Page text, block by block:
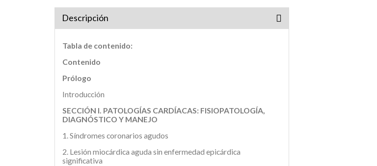
Descripción
Tabla de contenido:
Contenido
Prólogo
Introducción
SECCIÓN l. PATOLOGÍAS CARDÍACAS: FISIOPATOLOGÍA,
DIAGNÓSTICO Y MANEJO
1. Síndromes coronarios agudos
2. Lesión miocárdica aguda sin enfermedad epicárdica
significativa